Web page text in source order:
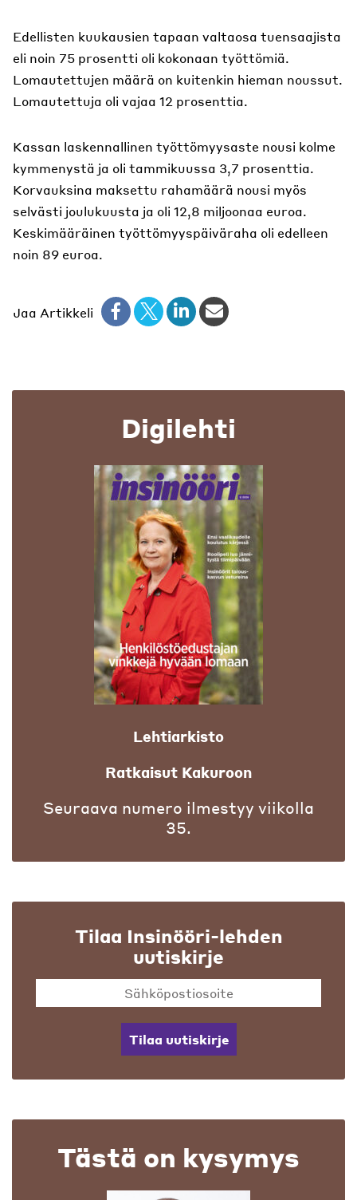
Edellisten kuukausien tapaan valtaosa tuensaajista
eli noin 75 prosentti oli kokonaan työttömiä.
Lomautettujen määrä on kuitenkin hieman noussut.
Lomautettuja oli vajaa 12 prosenttia.
Kassan laskennallinen työttömyysaste nousi kolme
kymmenystä ja oli tammikuussa 3,7 prosenttia.
Korvauksina maksettu rahamäärä nousi myös
selvästi joulukuusta ja oli 12,8 miljoonaa euroa.
Keskimääräinen työttömyyspäiväraha oli edelleen
noin 89 euroa.
Jaa Artikkeli
Digilehti
Lehtiarkisto
Ratkaisut Kakuroon
Seuraava numero ilmestyy viikolla
35.
Tilaa Insinööri-lehden
uutiskirje
Tilaa uutiskirje
Tästä on kysymys